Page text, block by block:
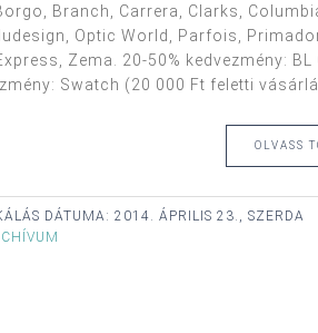
Branch, Carrera, Clarks,
Optic World, Parfois,
Zema. 20-50% kedvezmény:
Swatch (20 000 Ft feletti
OLVASS
DÁTUMA: 2014. ÁPRILIS 23., SZERDA